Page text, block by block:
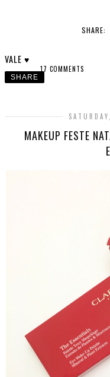
SHARE:
VALE ♥
17 COMMENTS
SHARE
MAKEUP FESTE